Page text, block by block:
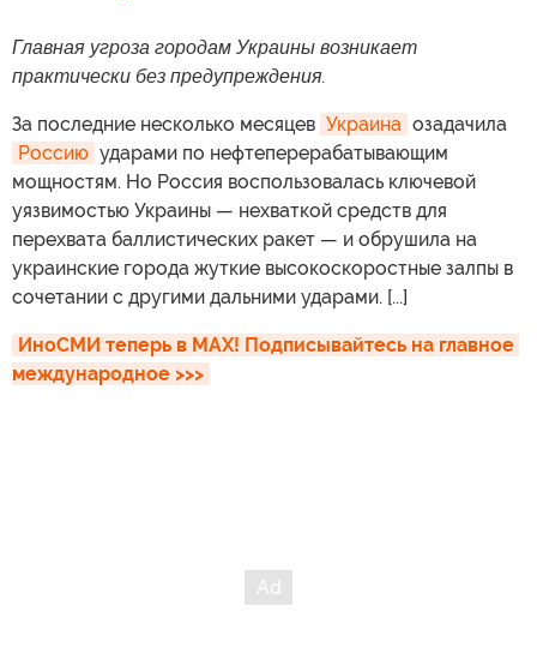
Главная угроза городам Украины возникает
практически без предупреждения.
За последние несколько месяцев Украина озадачила
Россию ударами по нефтеперерабатывающим
мощностям. Но Россия воспользовалась ключевой
уязвимостью Украины — нехваткой средств для
перехвата баллистических ракет — и обрушила на
украинские города жуткие высокоскоростные залпы в
сочетании с другими дальними ударами. [...]
ИноСМИ теперь в MAX! Подписывайтесь на главное
международное >>>